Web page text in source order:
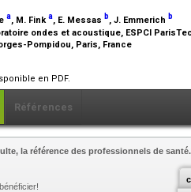
a, M. Finka, E. Messas b, J. Emmerich b
ondes et acoustique, ESPCI
Pompidou, Paris, France
en PDF.
Références
la référence des professionnels de santé.